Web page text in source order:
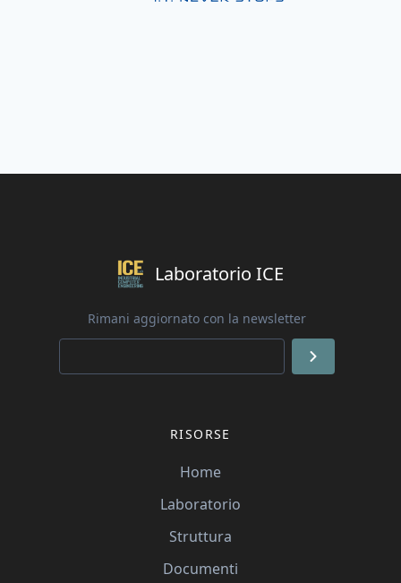
Laboratorio ICE
Rimani aggiornato con la newsletter
RISORSE
Home
Laboratorio
Struttura
Documenti